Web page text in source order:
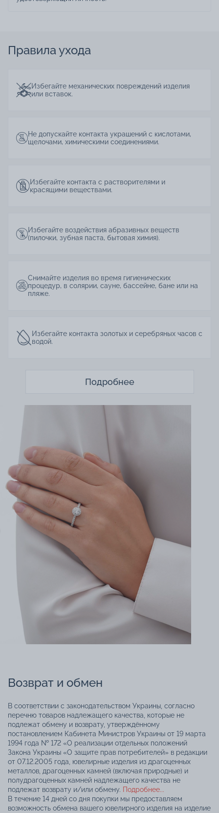
Правила ухода
Избегайте механических повреждений изделия
или вставок.
Не допускайте контакта украшений с кислотами,
щелочами, химическими соединениями.
Избегайте контакта с растворителями и
красящими веществами.
Избегайте воздействия абразивных веществ
(пилочки, зубная паста, бытовая химия).
Снимайте изделия во время гигиенических
процедур, в солярии, сауне, бассейне, бане или на
пляже.
Избегайте контакта золотых и серебряных часов с
водой.
Подробнее
Возврат и обмен
В соответствии с законодательством Украины, согласно
перечню товаров надлежащего качества, которые не
подлежат обмену и возврату, утверждённому
постановлением Кабинета Министров Украины от 19 марта
1994 года № 172 «О реализации отдельных положений
Закона Украины «О защите прав потребителей» в редакции
от 07.12.2005 года, ювелирные изделия из драгоценных
металлов, драгоценных камней (включая природные) и
полудрагоценных камней надлежащего качества не
подлежат возврату и/или обмену. Подробнее...
В течение 14 дней со дня покупки мы предоставляем
возможность обмена вашего ювелирного изделия на изделие